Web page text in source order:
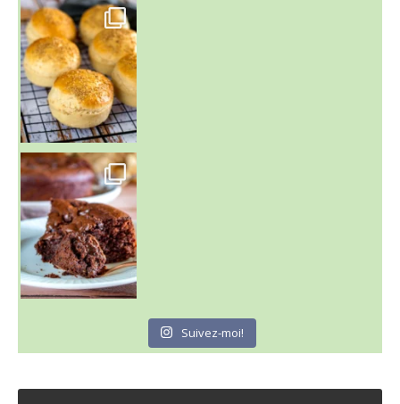
~ BUNS MAISON ~
Un peu de boulange par ici au
~ GÂTEAU FONDANT CHOCO NOISETTE ~
C'est lundi
Suivez-moi!